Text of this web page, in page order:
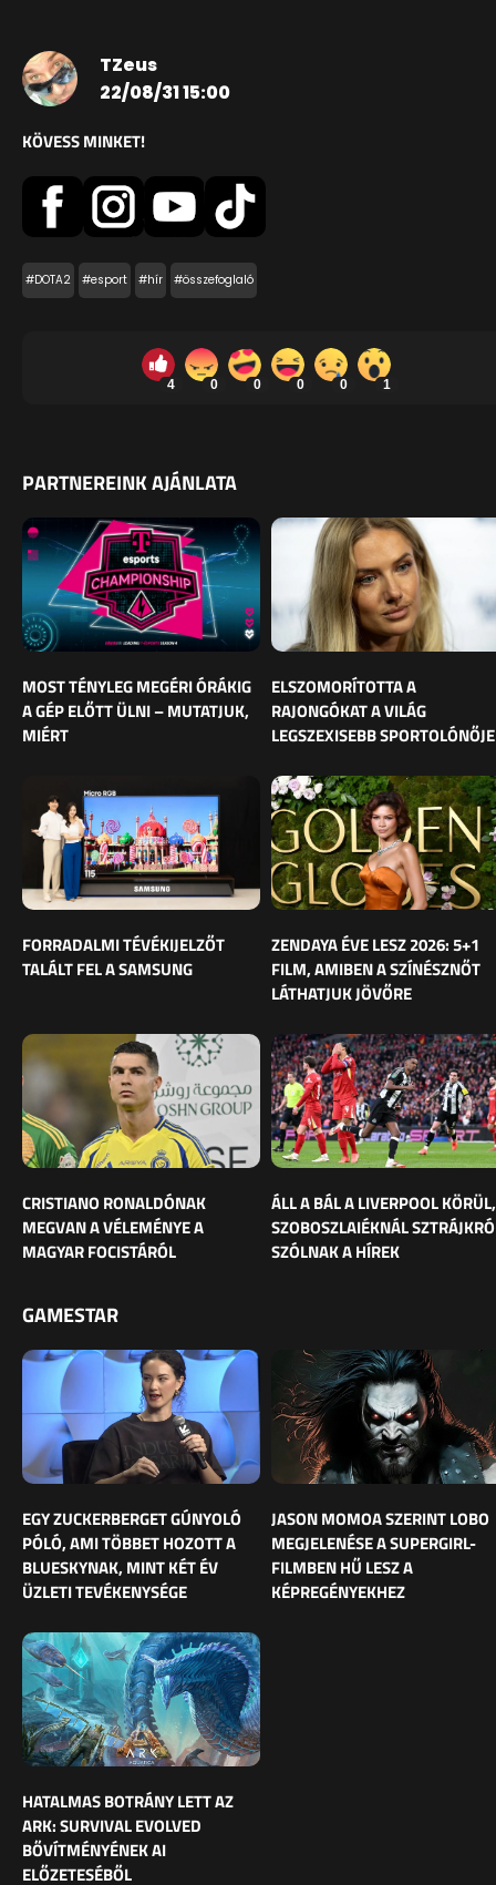
TZeus
22/08/31 15:00
KÖVESS MINKET!
#DOTA2 #esport #hír #összefoglaló
4 0 0 0 0 1
PARTNEREINK AJÁNLATA
MOST TÉNYLEG MEGÉRI ÓRÁKIG
A GÉP ELŐTT ÜLNI – MUTATJUK,
MIÉRT
ELSZOMORÍTOTTA A
RAJONGÓKAT A VILÁG
LEGSZEXISEBB SPORTOLÓNŐJE
FORRADALMI TÉVÉKIJELZŐT
TALÁLT FEL A SAMSUNG
ZENDAYA ÉVE LESZ 2026: 5+1
FILM, AMIBEN A SZÍNÉSZNŐT
LÁTHATJUK JÖVŐRE
CRISTIANO RONALDÓNAK
MEGVAN A VÉLEMÉNYE A
MAGYAR FOCISTÁRÓL
ÁLL A BÁL A LIVERPOOL KÖRÜL,
SZOBOSZLAIÉKNÁL
SZÓLNAK A HÍREK
GAMESTAR
EGY ZUCKERBERGET GÚNYOLÓ
PÓLÓ, AMI TÖBBET HOZOTT A
BLUESKYNAK, MINT KÉT ÉV
ÜZLETI TEVÉKENYSÉGE
JASON MOMOA SZERINT LOBO
MEGJELENÉSE A SUPERGIRL-
FILMBEN HŰ LESZ A
KÉPREGÉNYEKHEZ
HATALMAS BOTRÁNY LETT AZ
ARK: SURVIVAL EVOLVED
BŐVÍTMÉNYÉNEK AI
ELŐZETESÉBŐL